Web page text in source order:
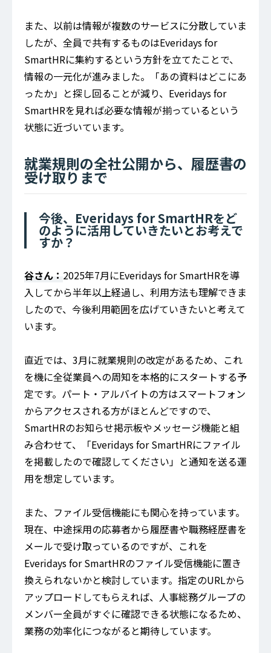
また、以前は情報が複数のサービスに分散していま
したが、全員で共有するものはEveridays for
SmartHRに集約するという方針を立てたことで、
情報の一元化が進みました。「あの資料はどこにあ
ったか」と探し回ることが減り、Everidays for
SmartHRを見れば必要な情報が揃っているという
状態に近づいています。
就業規則の全社公開から、履歴書の
受け取りまで
今後、Everidays for SmartHRをど
のように活用していきたいとお考えで
すか？
谷さん： 2025年7月にEveridays for SmartHRを導
入してから半年以上経過し、利用方法も理解できま
したので、今後利用範囲を広げていきたいと考えて
います。
直近では、3月に就業規則の改定があるため、これ
を機に全従業員への周知を本格的にスタートする予
定です。パート・アルバイトの方はスマートフォン
からアクセスされる方がほとんどですので、
SmartHRのお知らせ掲示板やメッセージ機能と組
み合わせて、「Everidays for SmartHRにファイル
を掲載したので確認してください」と通知を送る運
用を想定しています。
また、ファイル受信機能にも関心を持っています。
現在、中途採用の応募者から履歴書や職務経歴書を
メールで受け取っているのですが、これを
Everidays for SmartHRのファイル受信機能に置き
換えられないかと検討しています。指定のURLから
アップロードしてもらえれば、人事総務グループの
メンバー全員がすぐに確認できる状態になるため、
業務の効率化につながると期待しています。